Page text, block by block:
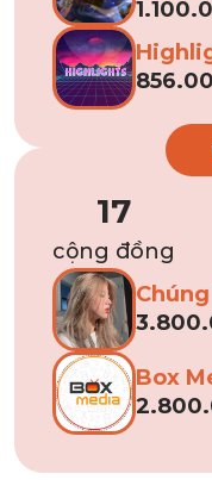
17
cộng đồng
Box